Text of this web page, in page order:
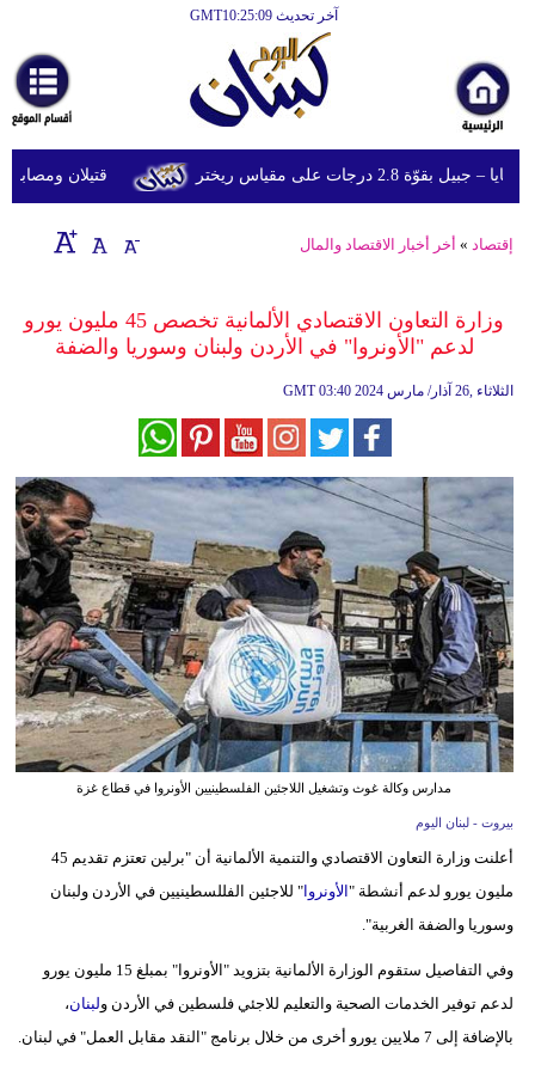
آخر تحديث GMT10:25:09
أخبارعاجلة
رياضة
ثقافة
إقتصاد
وموسيقى
سياحة
وسفر
ديكور
أخبار
إعلام
تعليم
أزياء
إسلامية
وتكنولوجيا
بيئة
قتيلان ومصابون جراء 14 غارة إسرائيلية على شرق 2.8 درجات على مقياس ريختر
إقتصاد » أخر أخبار الاقتصاد والمال
وزارة التعاون الاقتصادي الألمانية تخصص 45 مليون يورو
لدعم "الأونروا" في الأردن ولبنان وسوريا والضفة
GMT 03:40 2024 الثلاثاء ,26 آذار/ مارس
مدارس وكالة غوث وتشغيل اللاجئين الفلسطينيين الأونروا في قطاع غزة
بيروت - لبنان اليوم
أعلنت وزارة التعاون الاقتصادي والتنمية الألمانية أن "برلين تعتزم تقديم 45
مليون يورو لدعم أنشطة "الأونروا" للاجئين الفللسطينيين في الأردن ولبنان
وسوريا والضفة الغربية".
وفي التفاصيل ستقوم الوزارة الألمانية بتزويد "الأونروا" بمبلغ 15 مليون يورو
لدعم توفير الخدمات الصحية والتعليم للاجئي فلسطين في الأردن ولبنان،
بالإضافة إلى 7 ملايين يورو أخرى من خلال برنامج "النقد مقابل العمل" في لبنان.